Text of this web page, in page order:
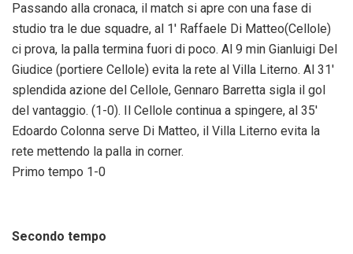
Passando alla cronaca, il match si apre con una fase di
studio tra le due squadre, al 1′ Raffaele Di Matteo(Cellole)
ci prova, la palla termina fuori di poco. Al 9 min Gianluigi Del
Giudice (portiere Cellole) evita la rete al Villa Literno. Al 31′
splendida azione del Cellole, Gennaro Barretta sigla il gol
del vantaggio. (1-0). Il Cellole continua a spingere, al 35′
Edoardo Colonna serve Di Matteo, il Villa Literno evita la
rete mettendo la palla in corner.
Primo tempo 1-0
Secondo tempo